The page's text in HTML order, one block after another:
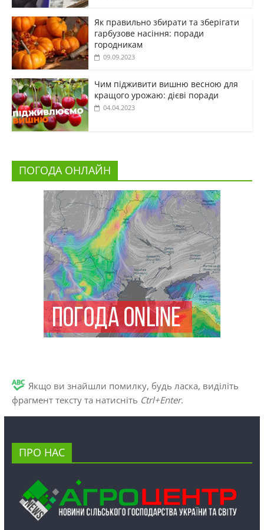
Як правильно збирати та зберігати
гарбузове насіння: поради
городникам
09.09.2023
Чим підживити вишню весною для
кращого урожаю: дієві поради
04.04.2023
ПОГОДА ОНЛАЙН
Якщо ви знайшли помилку, будь ласка, виділіть
фрагмент тексту та натисніть Ctrl+Enter.
ПРО НАС